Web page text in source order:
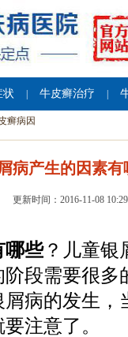
状 牛皮癣治疗
癣病因
病产生的因素有
更新时间：2016-11-08
哪些？儿童银
段需要很多
病的发生，
注意了。